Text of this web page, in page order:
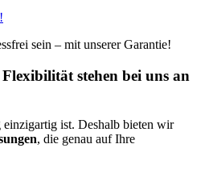
sein – mit unserer Garantie!
stehen bei uns an
ist. Deshalb bieten wir
, die genau auf Ihre